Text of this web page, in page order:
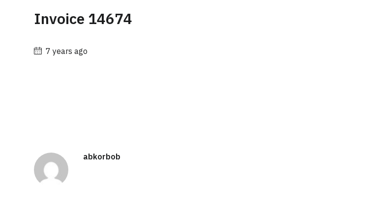
Invoice 14674
7 years ago
abkorbob